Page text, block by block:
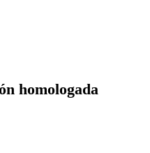
homologada